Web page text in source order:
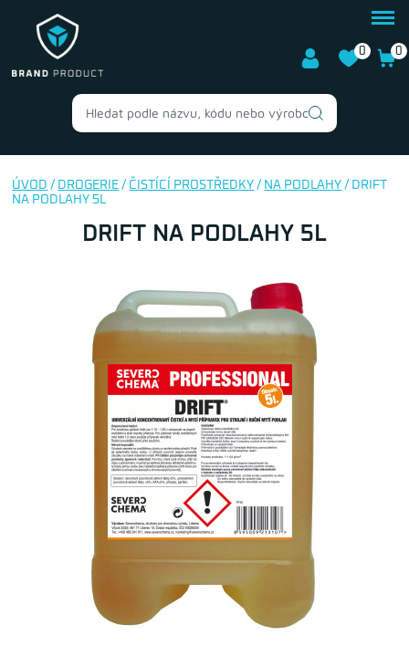
0 0
ÚVOD / DROGERIE / ČISTÍCÍ PROSTŘEDKY / NA PODLAHY / DRIFT
NA PODLAHY 5L
DRIFT NA PODLAHY 5L